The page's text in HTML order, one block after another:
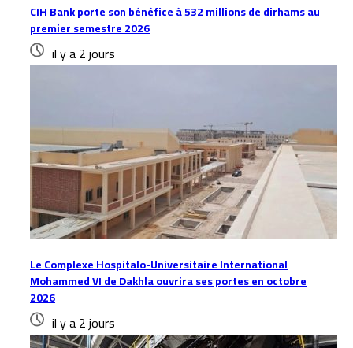
CIH Bank porte son bénéfice à 532 millions de dirhams au
premier semestre 2026
il y a 2 jours
Le Complexe Hospitalo-Universitaire International
Mohammed VI de Dakhla ouvrira ses portes en octobre
2026
il y a 2 jours